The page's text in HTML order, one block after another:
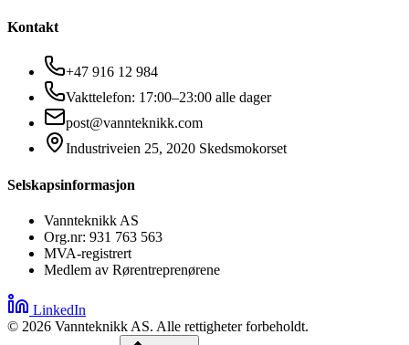
Kontakt
+47 916 12 984
Vakttelefon: 17:00–23:00 alle dager
post@vannteknikk.com
Industriveien 25, 2020 Skedsmokorset
Selskapsinformasjon
Vannteknikk AS
Org.nr: 931 763 563
MVA-registrert
Medlem av Rørentreprenørene
LinkedIn
© 2026 Vannteknikk AS. Alle rettigheter forbeholdt.